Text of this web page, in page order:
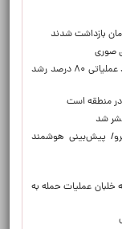
صوری
تغییر مثبت در عملکرد مالی بانک صادرات ایران/ درآمد عملیاتی ۸۰ درصد رشد
در منطقه است
شد
پیش‌بینی هوشمند
عملیات حمله به